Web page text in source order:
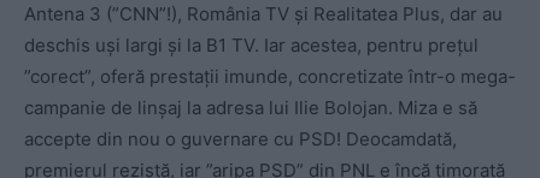
Antena 3 (”CNN”!), România TV și Realitatea Plus, dar au
deschis uși largi și la B1 TV. Iar acestea, pentru prețul
”corect”, oferă prestații imunde, concretizate într-o mega-
campanie de linșaj la adresa lui Ilie Bolojan. Miza e să
accepte din nou o guvernare cu PSD! Deocamdată,
premierul rezistă, iar ”aripa PSD” din PNL e încă timorată